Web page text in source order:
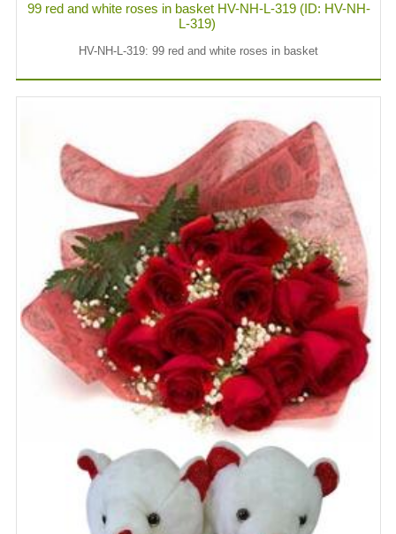
99 red and white roses in basket HV-NH-L-319 (ID: HV-NH-
L-319)
HV-NH-L-319: 99 red and white roses in basket